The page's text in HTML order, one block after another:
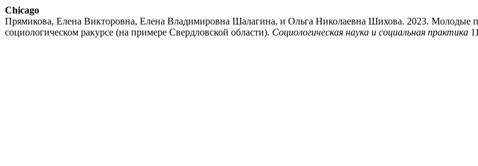
Chicago
Прямикова, Елена Викторовна, Елена Владимировна Шалагина, и Ольга Николаевна Шихова. 2023. Молодые
социологическом ракурсе (на примере Свердловской области). Социологическая наука и социальная практика